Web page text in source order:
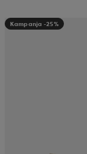
Kampanja -25%